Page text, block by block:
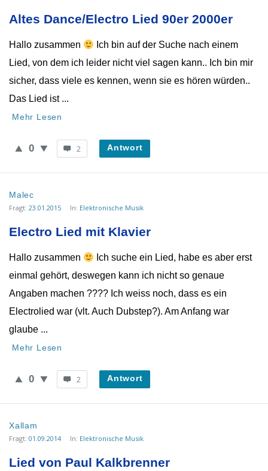
Altes Dance/Electro Lied 90er 2000er
Hallo zusammen
Ich bin auf der Suche nach einem
Lied, von dem ich leider nicht viel sagen kann.. Ich bin mir
sicher, dass viele es kennen, wenn sie es hören würden..
Das Lied ist ...
Mehr Lesen
0 2 Antwort
Malec
Fragt: 23.01.2015 In: Elektronische Musik
Electro Lied mit Klavier
Hallo zusammen
Ich suche ein Lied, habe es aber erst
einmal gehört, deswegen kann ich nicht so genaue
Angaben machen ???? Ich weiss noch, dass es ein
Electrolied war (vlt. Auch Dubstep?). Am Anfang war
glaube ...
Mehr Lesen
0 2 Antwort
Xallam
Fragt: 01.09.2014 In: Elektronische Musik
Lied von Paul Kalkbrenner